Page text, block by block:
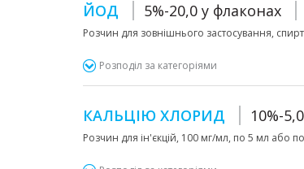
ЙОД 5%-20,0 у флаконах
Розчин для зовнішнього застосування,
Розподіл за категоріями
КАЛЬЦІЮ ХЛОРИД 10%-
Розчин для ін'єкцій, 100 мг/мл, по 5 мл або